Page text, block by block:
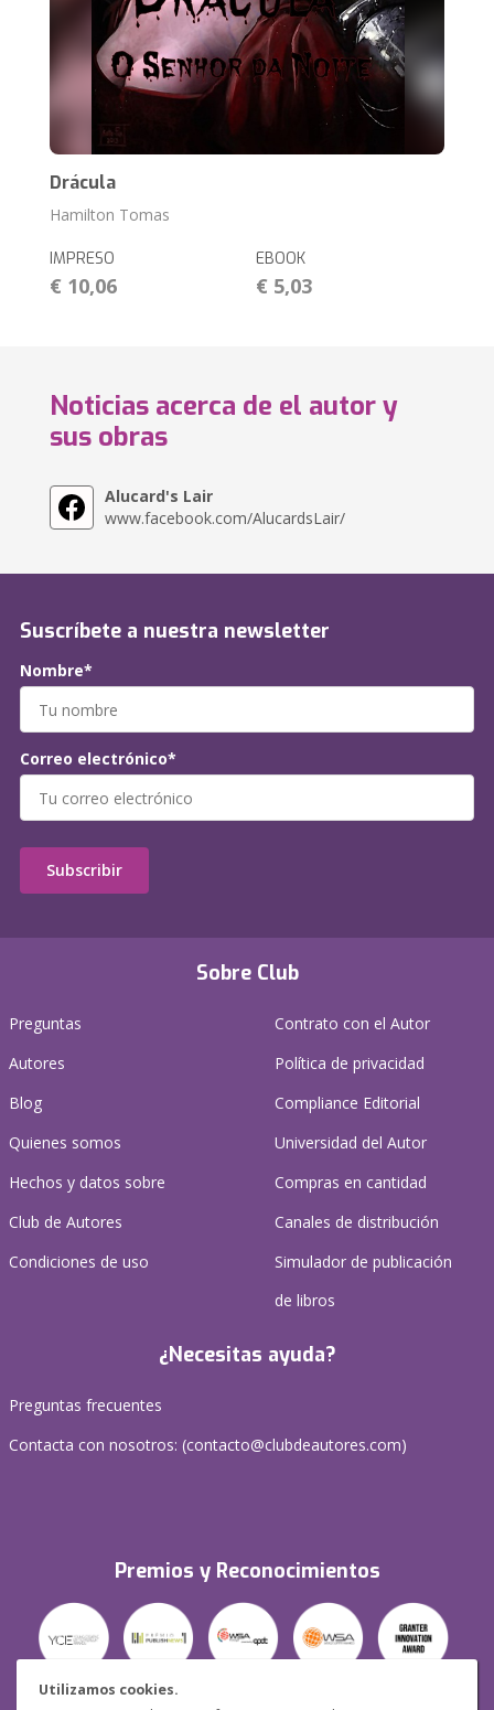
Utilizamos cookies.
Drácula
Hamilton Tomas
IMPRESO
€ 10,06
EBOOK
€ 5,03
Noticias acerca de el autor y
sus obras
Alucard's Lair
www.facebook.com/AlucardsLair/
Sobre Club
Preguntas
Autores
Blog
Quienes somos
Hechos y datos sobre
Club de Autores
Condiciones de uso
Contrato con el Autor
Política de privacidad
Compliance Editorial
Universidad del Autor
Compras en cantidad
Canales de distribución
Simulador de publicación
de libros
¿Necesitas ayuda?
Preguntas frecuentes
Contacta con nosotros: (contacto@clubdeautores.com)
Premios y Reconocimientos
Suscríbete a nuestra newsletter
Nombre*
Correo electrónico*
Subscribir